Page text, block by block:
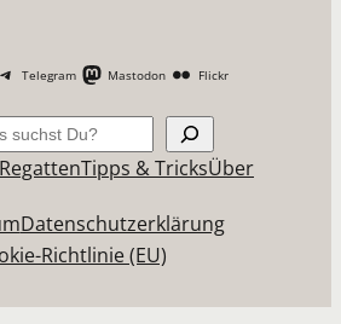
Telegram Mastodon Flickr
Suchen
RegattenTipps & TricksÜber
Datenschutzerklärung
Richtlinie (EU)